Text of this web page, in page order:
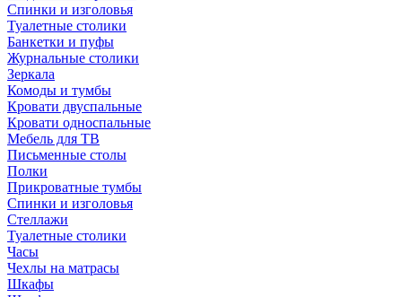
Спинки и изголовья
Туалетные столики
Банкетки и пуфы
Журнальные столики
Зеркала
Комоды и тумбы
Кровати двуспальные
Кровати односпальные
Мебель для ТВ
Письменные столы
Полки
Прикроватные тумбы
Спинки и изголовья
Стеллажи
Туалетные столики
Часы
Чехлы на матрасы
Шкафы